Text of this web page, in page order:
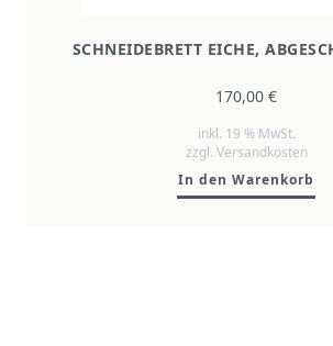
SCHNEIDEBRETT EICHE,
170,00 €
inkl. 19 % MwSt.
zzgl. Versandkosten
In den Warenkorb